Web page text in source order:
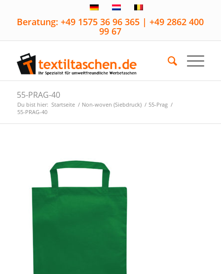
Beratung: +49 1575 36 96 365 | +49 2862 400
99 67
55-PRAG-40
Du bist hier: Startseite / Non-woven (Siebdruck) / 55-Prag /
55-PRAG-40